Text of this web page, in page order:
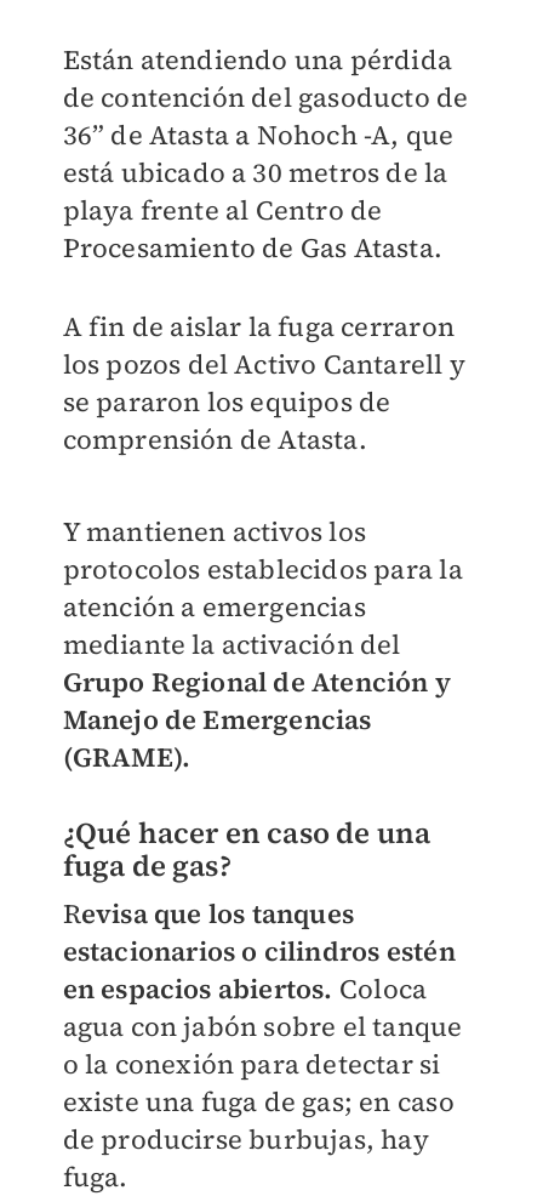
Están atendiendo una pérdida
de contención del gasoducto de
36” de Atasta a Nohoch -A, que
está ubicado a 30 metros de la
playa frente al Centro de
Procesamiento de Gas Atasta.
A fin de aislar la fuga cerraron
los pozos del Activo Cantarell y
se pararon los equipos de
comprensión de Atasta.
Y mantienen activos los
protocolos establecidos para la
atención a emergencias
mediante la activación del
Grupo Regional de Atención y
Manejo de Emergencias
(GRAME).
¿Qué hacer en caso de una
fuga de gas?
Revisa que los tanques
estacionarios o cilindros estén
en espacios abiertos. Coloca
agua con jabón sobre el tanque
o la conexión para detectar si
existe una fuga de gas; en caso
de producirse burbujas, hay
fuga.